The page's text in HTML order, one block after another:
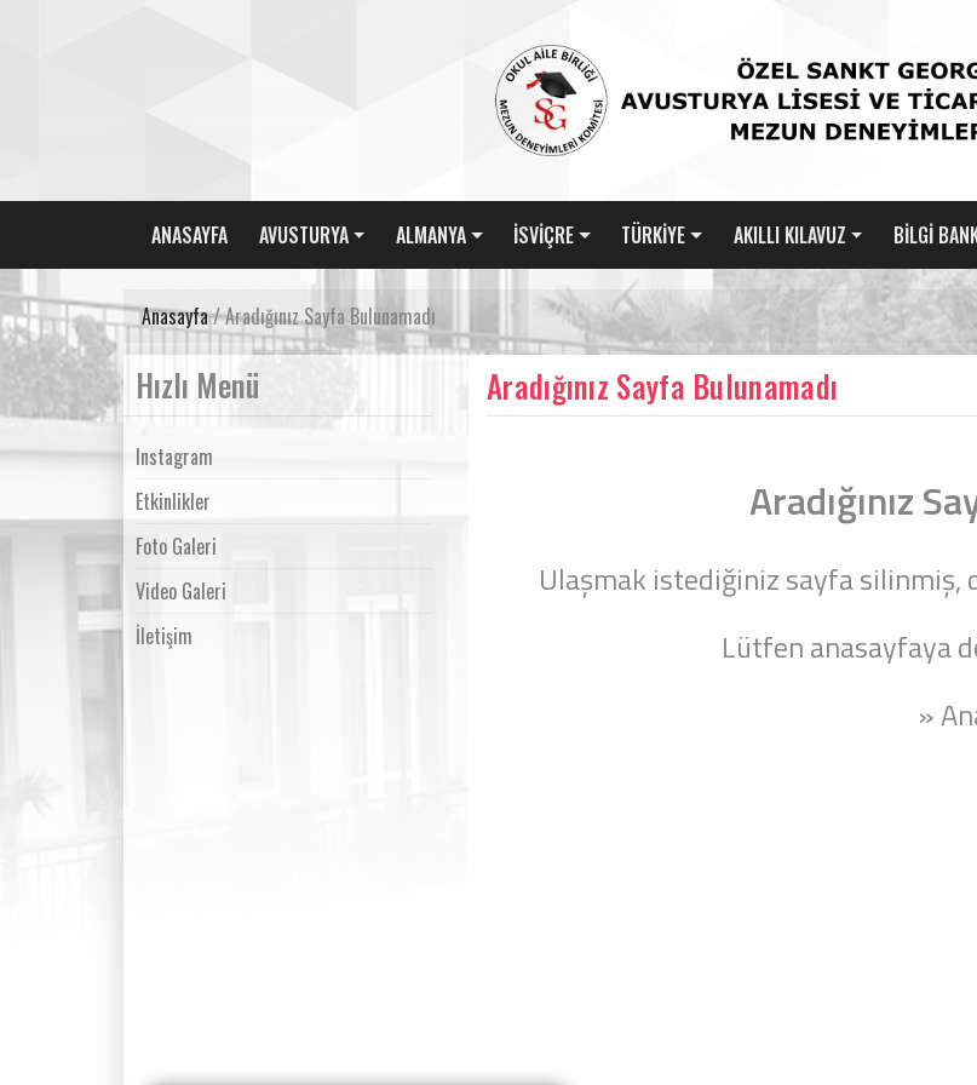
ANASAYFA AVUSTURYA ALMANYA İSVİÇRE TÜRKİYE AKILLI KILAVUZ BİLGİ
Anasayfa/ Aradığınız Sayfa Bulunamadı
Hızlı Menü
Instagram
Etkinlikler
Foto Galeri
Video Galeri
İletişim
Aradığınız Sayfa Bulunamadı
Aradığınız
Ulaşmak istediğiniz sayfa silinmiş,
Lütfen anasayfaya
»